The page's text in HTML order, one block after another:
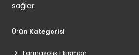
sağlar.
Ürün Kategorisi
Farmasötik Ekipman